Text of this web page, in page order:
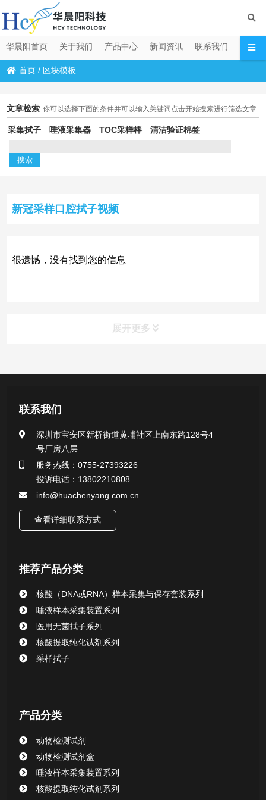
华晨阳首页 关于我们 产品中心 新闻资讯 联系我们
首页 / 区块模板
文章检索 你可以选择下面的条件并可以输入关键词点击开始搜索进行筛选文章
采集拭子 唾液采集器 TOC采样棒 清洁验证棉签
新冠采样口腔拭子视频
很遗憾，没有找到您的信息
展开更多
产品中心
医用无菌采样拭子系列
一次性使用采样器系列
微生物样本保存液（通用运输传媒介质）系列
核酸（DNA&RNA）样本采集与保存套装系列
唾液样本采集装置系列
清洁验证棉签系列
动物检测试剂
联系我们
深圳市宝安区新桥街道黄埔社区上南东路128号4
号厂房八层
服务热线：0755-27393226
投诉电话：13802210808
info@huachenyang.com.cn
查看详细联系方式
推荐产品分类
核酸（DNA或RNA）样本采集与保存套装系列
唾液样本采集装置系列
医用无菌拭子系列
核酸提取纯化试剂系列
采样拭子
产品分类
动物检测试剂
动物检测试剂盒
唾液样本采集装置系列
核酸提取纯化试剂系列